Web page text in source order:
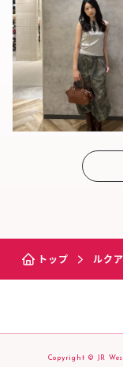
トップ ルク
Copyright © JR